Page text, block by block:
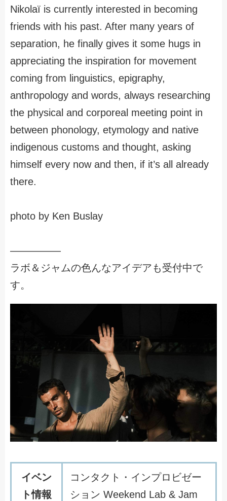
Nikolaï is currently interested in becoming
friends with his past. After many years of
separation, he finally gives it some hugs in
appreciating the inspiration for movement
coming from linguistics, epigraphy,
anthropology and words, always researching
the physical and corporeal meeting point in
between phonology, etymology and native
indigenous customs and thought, asking
himself every now and then, if it’s all already
there.
photo by Ken Buslay
―――――
ラボ＆ジャムの色んなアイデアも受付中で
す。
イベン
ト情報
コンタクト・インプロビゼー
ション Weekend Lab & Jam